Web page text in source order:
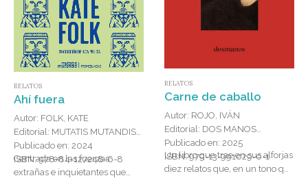
RELATOS
Ahí fuera
Autor: FOLK, KATE
Editorial: MUTATIS MUTANDIS
Publicado en: 2024
ISBN: 978-84-127248-6-8
Centrada en las fuerzas
extrañas e inquietantes que
RELATOS
Carne de caballo
Autor: ROJO, IVÁN
Editorial: DOS MANOS
Publicado en: 2025
ISBN: 979-13-991029-0-1
Un libro que trae en sus alforjas
diez relatos que, en un tono que